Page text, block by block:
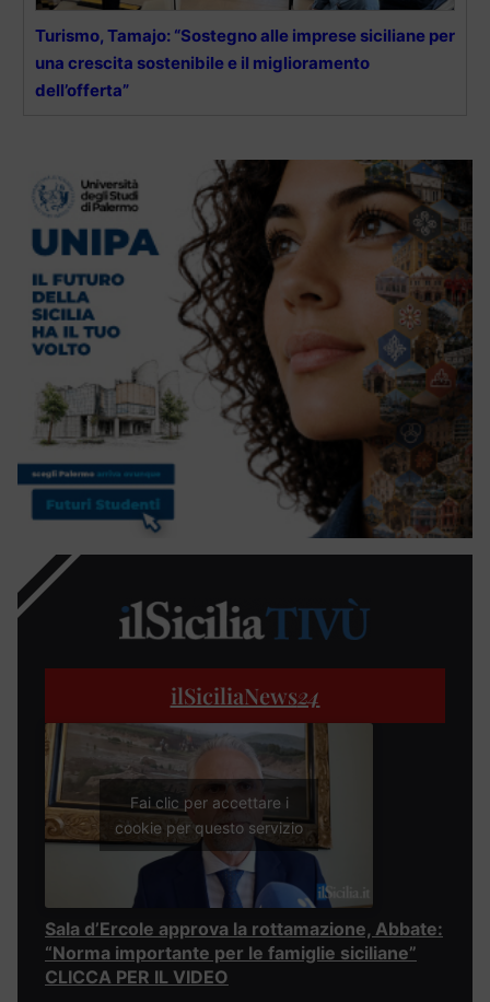
Turismo, Tamajo: “Sostegno alle imprese siciliane per
una crescita sostenibile e il miglioramento
dell’offerta”
ilSiciliaNews24
Fai clic per accettare i
cookie per questo servizio
Sala d’Ercole approva la rottamazione, Abbate:
“Norma importante per le famiglie siciliane”
CLICCA PER IL VIDEO